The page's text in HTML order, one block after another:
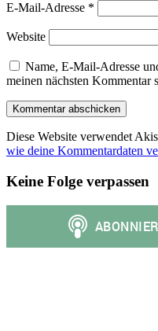
E-Mail-Adresse *
Website
Name, E-Mail-Adresse
meinen nächsten Kommentar
Diese Website verwendet
wie deine Kommentardaten
Keine Folge verpassen